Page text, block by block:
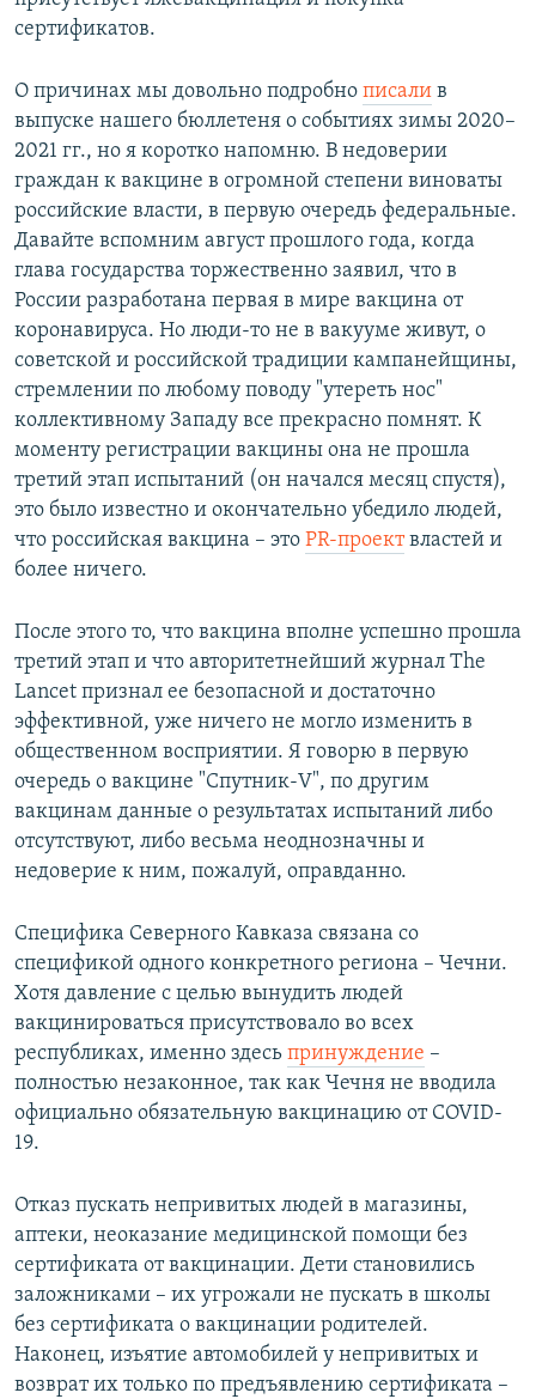
сертификатов.
О причинах мы довольно подробно писали в
выпуске нашего бюллетеня о событиях зимы 2020–
2021 гг., но я коротко напомню. В недоверии
граждан к вакцине в огромной степени виноваты
российские власти, в первую очередь федеральные.
Давайте вспомним август прошлого года, когда
глава государства торжественно заявил, что в
России разработана первая в мире вакцина от
коронавируса. Но люди-то не в вакууме живут, о
советской и российской традиции кампанейщины,
стремлении по любому поводу "утереть нос"
коллективному Западу все прекрасно помнят. К
моменту регистрации вакцины она не прошла
третий этап испытаний (он начался месяц спустя),
это было известно и окончательно убедило людей,
что российская вакцина – это PR-проектвластей и
более ничего.
После этого то, что вакцина вполне успешно прошла
третий этап и что авторитетнейший журнал The
Lancet признал ее безопасной и достаточно
эффективной, уже ничего не могло изменить в
общественном восприятии. Я говорю в первую
очередь о вакцине "Спутник-V", по другим
вакцинам данные о результатах испытаний либо
отсутствуют, либо весьма неоднозначны и
недоверие к ним, пожалуй, оправданно.
Специфика Северного Кавказа связана со
спецификой одного конкретного региона – Чечни.
Хотя давление с целью вынудить людей
вакцинироваться присутствовало во всех
республиках, именно здесь принуждение –
полностью незаконное, так как Чечня не вводила
официально обязательную вакцинацию от COVID-
19.
Отказ пускать непривитых людей в магазины,
аптеки, неоказание медицинской помощи без
сертификата от вакцинации. Дети становились
заложниками – их угрожали не пускать в школы
без сертификата о вакцинации родителей.
Наконец, изъятие автомобилей у непривитых и
возврат их только по предъявлению сертификата –